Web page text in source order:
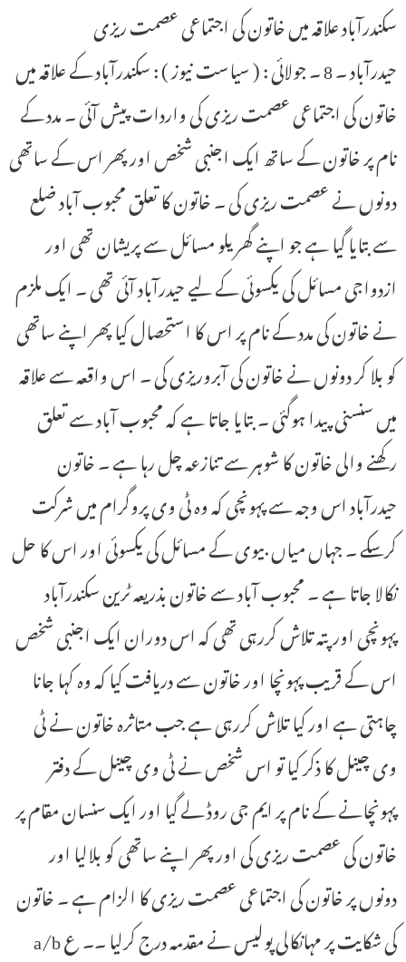
سکندرآباد علاقہ میں خاتون کی اجتماعی عصمت ریزی
حیدرآباد ۔ 8 ۔ جولائی : ( سیاست نیوز ) : سکندرآباد کے علاقہ میں
خاتون کی اجتماعی عصمت ریزی کی واردات پیش آئی ۔ مدد کے
نام پر خاتون کے ساتھ ایک اجنبی شخص اور پھر اس کے ساتھی
دونوں نے عصمت ریزی کی ۔ خاتون کا تعلق محبوب آباد ضلع
سے بتایا گیا ہے جو اپنے گھریلو مسائل سے پریشان تھی اور
ازدواجی مسائل کی یکسوئی کے لیے حیدرآباد آئی تھی ۔ ایک ملزم
نے خاتون کی مدد کے نام پر اس کا استحصال کیا پھر اپنے ساتھی
کو بلا کر دونوں نے خاتون کی آبروریزی کی ۔ اس واقعہ سے علاقہ
میں سنسنی پیدا ہوگئی ۔ بتایا جاتا ہے کہ محبوب آباد سے تعلق
رکھنے والی خاتون کا شوہر سے تنازعہ چل رہا ہے ۔ خاتون
حیدرآباد اس وجہ سے پہونچی کہ وہ ٹی وی پروگرام میں شرکت
کرسکے ۔ جہاں میاں بیوی کے مسائل کی یکسوئی اور اس کا حل
نکالا جاتا ہے ۔ محبوب آباد سے خاتون بذریعہ ٹرین سکندرآباد
پہونچی اور پتہ تلاش کررہی تھی کہ اس دوران ایک اجنبی شخص
اس کے قریب پہونچا اور خاتون سے دریافت کیا کہ وہ کہا جانا
چاہتی ہے اور کیا تلاش کررہی ہے جب متاثرہ خاتون نے ٹی
وی چینل کا ذکر کیا تو اس شخص نے ٹی وی چینل کے دفتر
پہونچانے کے نام پر ایم جی روڈ لے گیا اور ایک سنسان مقام پر
خاتون کی عصمت ریزی کی اور پھر اپنے ساتھی کو بلالیا اور
دونوں پر خاتون کی اجتماعی عصمت ریزی کا الزام ہے ۔ خاتون
کی شکایت پر مہانکالی پولیس نے مقدمہ درج کرلیا ۔۔ ع a/b